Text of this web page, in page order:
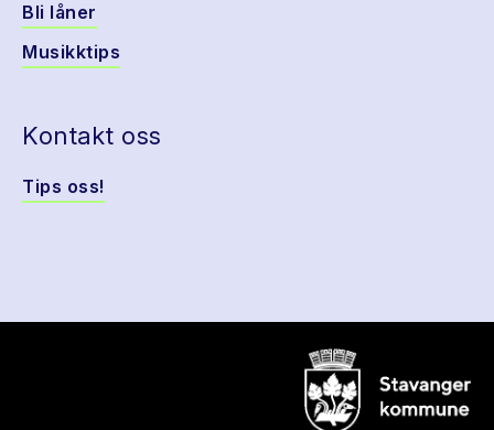
Bli låner
Musikktips
Kontakt oss
Tips oss!